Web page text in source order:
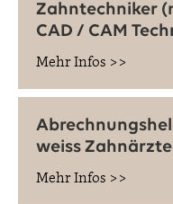
Zahntechniker
CAD / CAM
Mehr Infos >>
weiss
Mehr Infos >>